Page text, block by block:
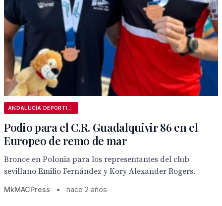
Podio para el C.R. Guadalquivir 86 en el
Europeo de remo de mar
Bronce en Polonia para los representantes del club
sevillano Emilio Fernández y Kory Alexander Rogers.
MkMACPress • hace 2 años